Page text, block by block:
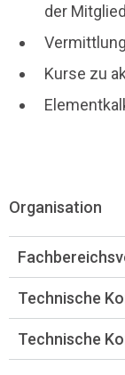
der
Kurse zu
Organisation
Technische
Technische